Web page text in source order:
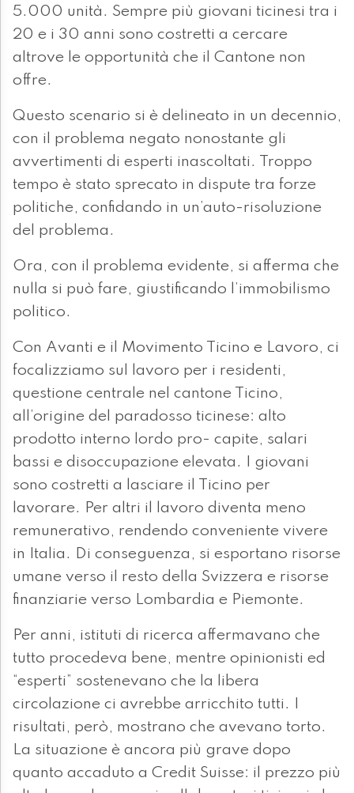
5.000 unità. Sempre più giovani ticinesi tra i
20 e i 30 anni sono costretti a cercare
altrove le opportunità che il Cantone non
offre.
Questo scenario si è delineato in un decennio,
con il problema negato nonostante gli
avvertimenti di esperti inascoltati. Troppo
tempo è stato sprecato in dispute tra forze
politiche, confidando in un’auto-risoluzione
del problema.
Ora, con il problema evidente, si afferma che
nulla si può fare, giustificando l’immobilismo
politico.
Con Avanti e il Movimento Ticino e Lavoro, ci
focalizziamo sul lavoro per i residenti,
questione centrale nel cantone Ticino,
all’origine del paradosso ticinese: alto
prodotto interno lordo pro- capite, salari
bassi e disoccupazione elevata. I giovani
sono costretti a lasciare il Ticino per
lavorare. Per altri il lavoro diventa meno
remunerativo, rendendo conveniente vivere
in Italia. Di conseguenza, si esportano risorse
umane verso il resto della Svizzera e risorse
finanziarie verso Lombardia e Piemonte.
Per anni, istituti di ricerca affermavano che
tutto procedeva bene, mentre opinionisti ed
“esperti” sostenevano che la libera
circolazione ci avrebbe arricchito tutti. I
risultati, però, mostrano che avevano torto.
La situazione è ancora più grave dopo
quanto accaduto a Credit Suisse: il prezzo più